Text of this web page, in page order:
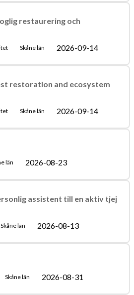
restaurering och
Skåne län 2026-09-14
restoration and ecosystem
Skåne län 2026-09-14
län 2026-08-23
assistent till en aktiv tjej
Skåne län 2026-08-13
Skåne län 2026-08-31